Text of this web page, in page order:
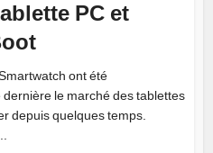
PC et
ont été
le marché des tablettes
depuis quelques temps.